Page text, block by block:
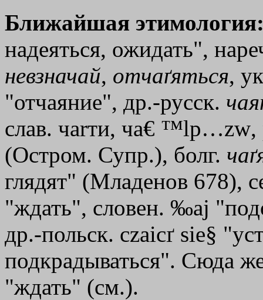
Ближайшая
надеяться, ожидать",
невзначай, отчаґяться,
"отчаяние", др.-русск.
слав. чаrти, ча€ ™lp…zw,
(Остром. Супр.), болг.
глядят" (Младенов 678),
"ждать", словен. ‰аj
др.-польск. czaicґ sie§
подкрадываться". Сюда
"ждать" (см.).